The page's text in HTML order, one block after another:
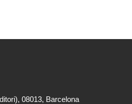
08013, Barcelona